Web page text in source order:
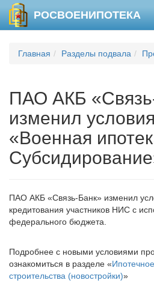
РОСВОЕНИПОТЕКА
Главная Разделы подвала
ПАО АКБ
изменил
«Военная
ПАО АКБ «Связь-Банк» изменил
кредитования участников НИС с
федерального бюджета.
Подробнее с новыми условиями
ознакомиться в разделе «
строительства (новостройки)»